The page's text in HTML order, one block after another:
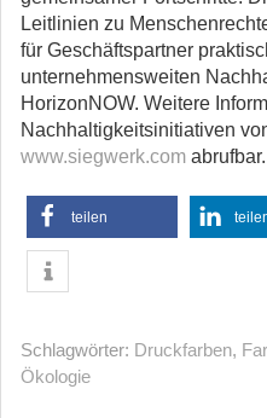
Leitlinien zu
für Geschäftspartner
unternehmensweiten
HorizonNOW. Weitere
Nachhaltigkeitsinitiativen
www.siegwerk.com abrufbar.
teilen
Schlagwörter: Druckfarben,
Ökologie